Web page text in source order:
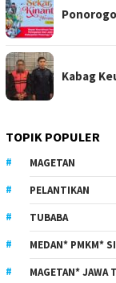
Kabag
TOPIK POPULER
MAGETAN
PELANTIKAN
TUBABA
MEDAN* PMKM*
MAGETAN* JAWA